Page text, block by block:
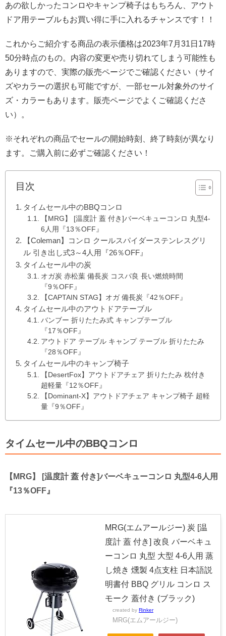
あの欲しかったコンロやキャンプ椅子はもちろん、アウト
ドア用テーブルもお買い得に手に入れるチャンスです！！
これからご紹介する商品の表示価格は2023年7月31日17時
50分時点のもの。内容の変更や売り切れてしまう可能性も
ありますので、実際の販売ページでご確認ください（サイ
ズやカラーの選択も可能ですが、一部セール対象外のサイ
ズ・カラーもあります。販売ページでよくご確認くださ
い）。
※それぞれの商品でセールの開始時刻、終了時刻が異なり
ます。ご購入前に必ずご確認ください！
目次
タイムセール中のBBQコンロ
【MRG】 [温度計 蓋 付き]バーベキューコンロ 丸型4-
6人用『13％OFF』
【Coleman】コンロ クールスパイダーステンレスグリ
ル 引き出し式3～4人用『26％OFF』
タイムセール中の炭
オガ炭 赤松葉 備長炭 コスパ良 長い燃焼時間
『9％OFF』
【CAPTAIN STAG】オガ 備長炭『42％OFF』
タイムセール中のアウトドアテーブル
バンブー 折りたたみ式 キャンプテーブル
『17％OFF』
アウトドア テーブル キャンプ テーブル 折りたたみ
『28％OFF』
タイムセール中のキャンプ椅子
【DesertFox】アウトドアチェア 折りたたみ 枕付き
超軽量『12％OFF』
【Dominant-X】アウトドアチェア キャンプ椅子 超軽
量『9％OFF』
タイムセール中のBBQコンロ
【MRG】 [温度計 蓋 付き]バーベキューコンロ 丸型4-6人用
『13％OFF』
MRG(エムアールジー) 炭 [温
度計 蓋 付き] 改良 バーベキュ
ーコンロ 丸型 大型 4-6人用 蒸
し焼き 燻製 4点支柱 日本語説
明書付 BBQ グリル コンロ ス
モーク 蓋付き (ブラック)
created by Rinker
MRG(エムアールジー)